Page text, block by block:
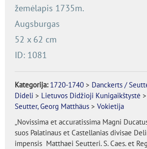
žemėlapis 1735m.
Augsburgas
52 x 62 cm
ID: 1081
Kategorija: 1720-1740 > Danckerts /
Dideli > Lietuvos Didžioji Kunigaikštystė >
Seutter, Georg Matthäus > Vokietija
„Novissima et accuratissima Magni
suos Palatinaus et Castellanias divisae
impensis Matthaei Seutteri. S. Caes. et